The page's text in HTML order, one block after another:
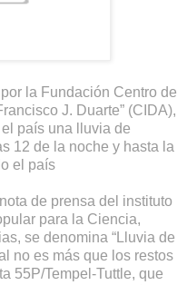
la Fundación Centro de
J. Duarte” (CIDA),
país una lluvia de
12 de la noche y hasta la
el país
de prensa del instituto
para la Ciencia,
se denomina “Lluvia de
no es más que los restos
55P/Tempel-Tuttle, que